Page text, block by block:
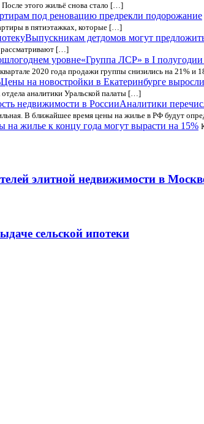
этого жильё снова стало […]
под реновацию предрекли подорожание
в пятиэтажках, которые […]
Выпускникам детдомов могут
рассматривают […]
«Группа ЛСР» в I
2020 года продажи группы снизились на 21%
Цены на новостройки в Екатеринбурге
аналитики Уральской палаты […]
Аналитики
В ближайшее время цены на жилье в РФ будут
на жилье к концу года могут вырасти на 15%
элитной недвижимости в
сельской ипотеки